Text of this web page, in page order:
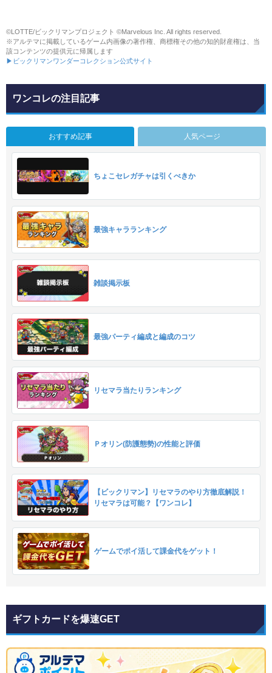
©LOTTE/ビックリマンプロジェクト ©Marvelous Inc. All rights reserved.
※アルテマに掲載しているゲーム内画像の著作権、商標権その他の知的財産権は、当
該コンテンツの提供元に帰属します
▶ビックリマンワンダーコレクション公式サイト
ワンコレの注目記事
おすすめ記事 人気ページ
ちょこセレガチャは引くべきか
最強キャラランキング
雑談掲示板
最強パーティ編成と編成のコツ
リセマラ当たりランキング
Ｐオリン(防護態勢)の性能と評価
【ビックリマン】リセマラのやり方徹底解説！
リセマラは可能？【ワンコレ】
ゲームでポイ活して課金代をゲット！
ギフトカードを爆速GET